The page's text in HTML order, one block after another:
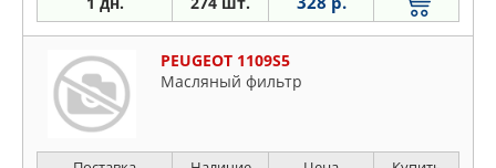
PEUGEOT 1109S5
Масляный фильтр